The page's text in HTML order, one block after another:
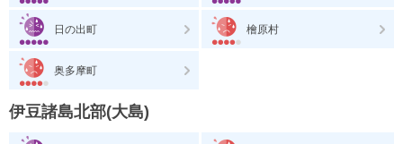
日の出町 檜原村
奥多摩町
伊豆諸島北部(大島)